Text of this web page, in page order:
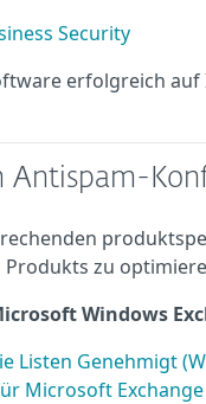
Security
erfolgreich
Antispam-
zu
Windows
Listen Genehmigt
Microsoft